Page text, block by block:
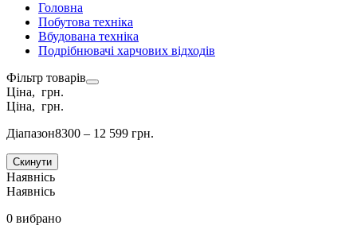
Головна
Побутова техніка
Вбудована техніка
Подрібнювачі харчових відходів
Фільтр товарів
Ціна, грн.
Ціна, грн.
Діапазон8300 – 12 599 грн.
Скинути
Наявнісь
Наявнісь
0 вибрано